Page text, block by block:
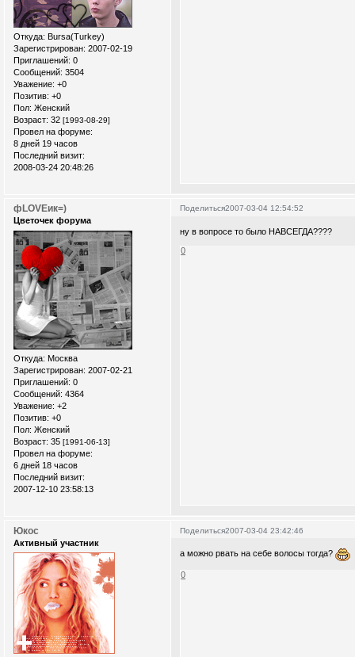
Откуда: Bursa(Turkey)
Зарегистрирован: 2007-02-19
Приглашений: 0
Сообщений: 3504
Уважение: +0
Позитив: +0
Пол: Женский
Возраст: 32 [1993-08-29]
Провел на форуме:
8 дней 19 часов
Последний визит:
2008-03-24 20:48:26
Поделиться2007-03-04 12:54:52
фLOVEик=)
Цветочек форума
Откуда: Москва
Зарегистрирован: 2007-02-21
Приглашений: 0
Сообщений: 4364
Уважение: +2
Позитив: +0
Пол: Женский
Возраст: 35 [1991-06-13]
Провел на форуме:
6 дней 18 часов
Последний визит:
2007-12-10 23:58:13
ну в вопросе то было НАВСЕГДА????
0
Поделиться2007-03-04 23:42:46
Юкос
Активный участник
а можно рвать на себе волосы тогда?
0